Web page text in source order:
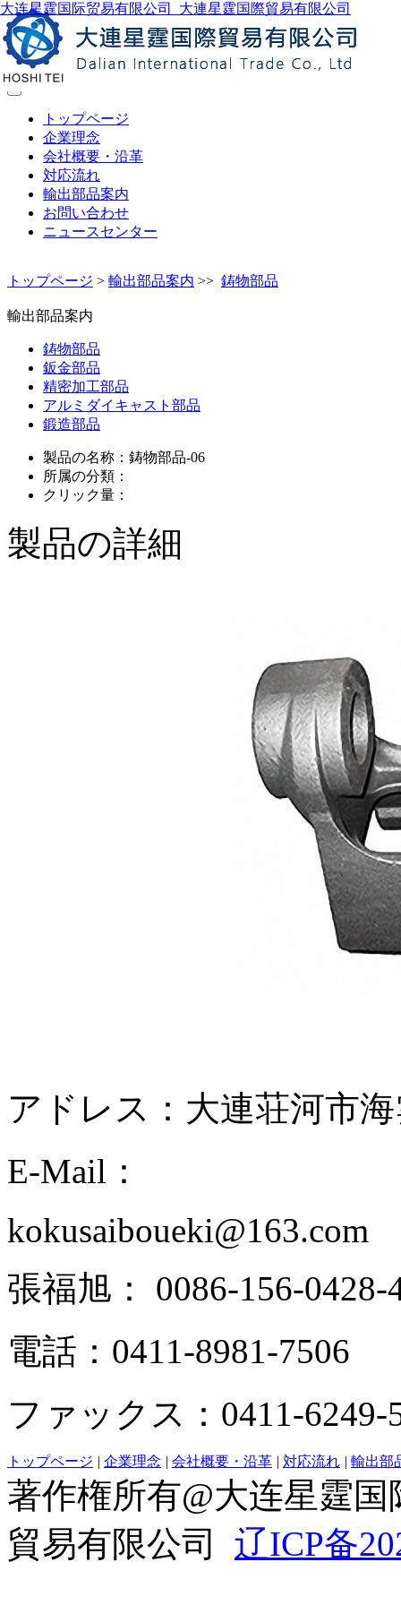
大连星霆国际贸易有限公司_大連星霆国際貿易有限公司
製品検索
トップページ
企業理念
会社概要・沿革
対応流れ
輸出部品案内
お問い合わせ
ニュースセンター
トップページ > 輸出部品案内 >> 鋳物部品
輸出部品案内
鋳物部品
鈑金部品
精密加工部品
アルミダイキャスト部品
鍛造部品
製品の名称： 鋳物部品-06
所属の分類：
クリック量：
製品の詳細
アドレス：大連荘河市
E-Mail：
kokusaiboueki@163.com
張福旭： 0086-156-0428-
電話：0411-8981-7506
ファックス：0411-6249-
トップページ | 企業理念 | 会社概要・沿革 | 対応流れ | 輸出部
著作権所有@大连星霆
貿易有限公司 辽ICP备